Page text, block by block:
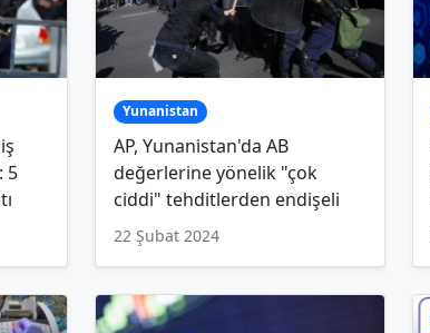
5
Yunanistan
AP, Yunanistan'da AB
değerlerine yönelik "çok
ciddi" tehditlerden endişeli
22 Şubat 2024